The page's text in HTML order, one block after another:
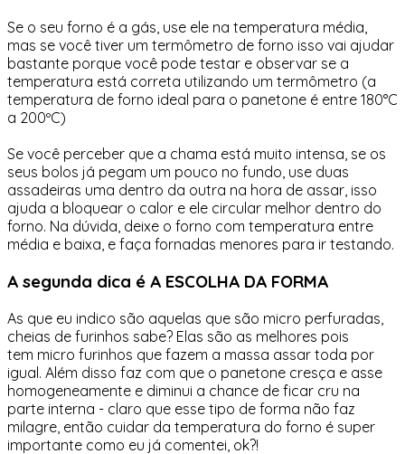
Se o seu forno é a gás, use ele na temperatura média,
mas se você tiver um termômetro de forno isso vai ajudar
bastante porque você pode testar e observar se a
temperatura está correta utilizando um termômetro (a
temperatura de forno ideal para o panetone é entre 180°C
a 200ºC)
Se você perceber que a chama está muito intensa, se os
seus bolos já pegam um pouco no fundo, use duas
assadeiras uma dentro da outra na hora de assar, isso
ajuda a bloquear o calor e ele circular melhor dentro do
forno. Na dúvida, deixe o forno com temperatura entre
média e baixa, e faça fornadas menores para ir testando.
A segunda dica é A ESCOLHA DA FORMA
As que eu indico são aquelas que são micro perfuradas,
cheias de furinhos sabe? Elas são as melhores pois
tem micro furinhos que fazem a massa assar toda por
igual. Além disso faz com que o panetone cresça e asse
homogeneamente e diminui a chance de ficar cru na
parte interna - claro que esse tipo de forma não faz
milagre, então cuidar da temperatura do forno é super
importante como eu já comentei, ok?!